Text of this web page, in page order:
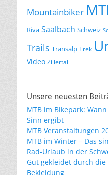
Mountainbiker
Riva Saalbach Schweiz
Trails Transalp Trek
Video Zillertal
Unsere neuesten
MTB im Bikepark:
Sinn ergibt
MTB Veranstaltungen
MTB im Winter – Das
Rad-Urlaub in der
Gut gekleidet durch die
Bekleidung